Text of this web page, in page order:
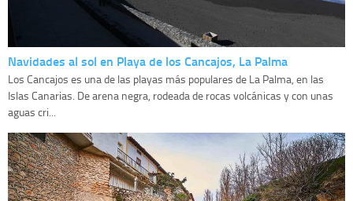
Navidades al sol en Playa de los Cancajos, La Palma
Los Cancajos es una de las playas más populares de La Palma, en las
Islas Canarias. De arena negra, rodeada de rocas volcánicas y con unas
aguas cri...